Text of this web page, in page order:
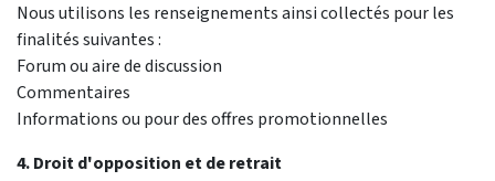
Nous utilisons les renseignements ainsi collectés pour les
finalités suivantes :
Forum ou aire de discussion
Commentaires
Informations ou pour des offres promotionnelles
4. Droit d'opposition et de retrait